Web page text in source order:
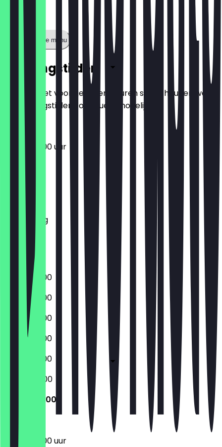
Toon volledige menu
Openingstijden
Zodat je niet voor gesloten deuren staat, houden we
de openingstijden zo actueel mogelijk.
07:00 - 13:00 uur
Maandag
Dinsdag
Woensdag
Donderdag
Vrijdag
Zaterdag
Zondag
06:00 - 19:00
06:00 - 19:00
06:00 - 19:00
06:00 - 19:00
06:00 - 19:00
07:00 - 17:00
07:00 - 13:00
07:00 - 13:00 uur